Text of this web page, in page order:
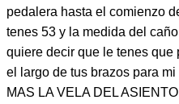
pedalera hasta el comienzo
tenes 53 y la medida del
quiere decir que le tenes que
el largo de tus brazos para
MAS LA VELA DEL